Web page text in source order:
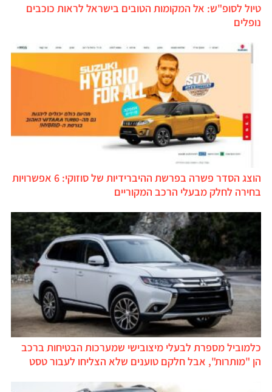
טיול לסופ"ש: אל המקומות הטובים בישראל לראות כוכבים
נופלים
הוצג הסדר פשרה בפרשת ההיברידיות של סוזוקי: 6 אפשרויות
בחירה לחלק מבעלי הרכב המקוריים
כלמוביל מספרת לבעלי מיצובישי שמערכות הבטיחות ברכב
הן "מותרות", אבל חלקם טוענים שלא הצליחו לעבור טסט